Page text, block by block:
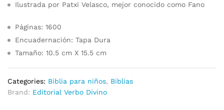
Ilustrada por Patxi Velasco, mejor conocido como Fano
Páginas: 1600
Encuadernación: Tapa Dura
Tamaño: 10.5 cm X 15.5 cm
Categories: Biblia para niños, Biblias
Brand: Editorial Verbo Divino